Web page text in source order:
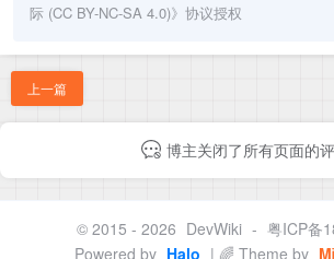
际 (CC BY-NC-SA 4.0)》协议授权
上一篇
博主关闭了所有页面的
© 2015 - 2026 DevWiki - 粤ICP备
Powered by Halo | 🌈 Theme by